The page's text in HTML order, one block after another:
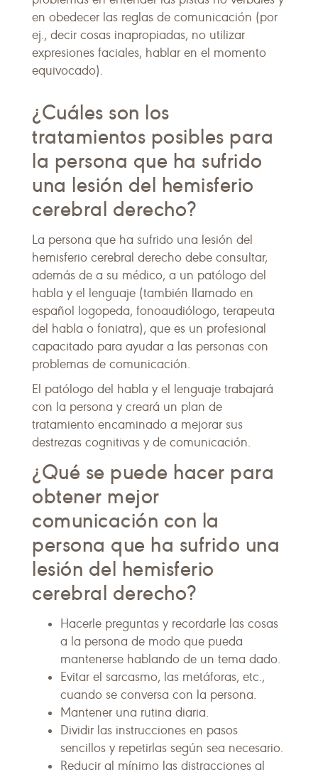
en obedecer las reglas de comunicación (por
ej., decir cosas inapropiadas, no utilizar
expresiones faciales, hablar en el momento
equivocado).
¿Cuáles son los
tratamientos posibles para
la persona que ha sufrido
una lesión del hemisferio
cerebral derecho?
La persona que ha sufrido una lesión del
hemisferio cerebral derecho debe consultar,
además de a su médico, a un patólogo del
habla y el lenguaje (también llamado en
español logopeda, fonoaudiólogo, terapeuta
del habla o foniatra), que es un profesional
capacitado para ayudar a las personas con
problemas de comunicación.
El patólogo del habla y el lenguaje trabajará
con la persona y creará un plan de
tratamiento encaminado a mejorar sus
destrezas cognitivas y de comunicación.
¿Qué se puede hacer para
obtener mejor
comunicación con la
persona que ha sufrido una
lesión del hemisferio
cerebral derecho?
Hacerle preguntas y recordarle las cosas
a la persona de modo que pueda
mantenerse hablando de un tema dado.
Evitar el sarcasmo, las metáforas, etc.,
cuando se conversa con la persona.
Mantener una rutina diaria.
Dividir las instrucciones en pasos
sencillos y repetirlas según sea necesario.
Reducir al mínimo las distracciones al